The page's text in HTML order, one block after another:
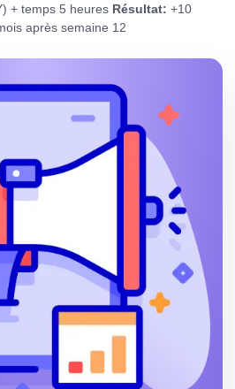
+ temps 5 heures Résultat: +10
après semaine 12